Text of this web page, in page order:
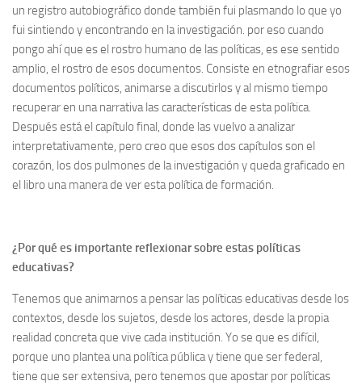
un registro autobiográfico donde también fui plasmando lo que yo
fui sintiendo y encontrando en la investigación. por eso cuando
pongo ahí que es el rostro humano de las políticas, es ese sentido
amplio, el rostro de esos documentos. Consiste en etnografiar esos
documentos políticos, animarse a discutirlos y al mismo tiempo
recuperar en una narrativa las características de esta política.
Después está el capítulo final, donde las vuelvo a analizar
interpretativamente, pero creo que esos dos capítulos son el
corazón, los dos pulmones de la investigación y queda graficado en
el libro una manera de ver esta política de formación.
¿Por qué es importante reflexionar sobre estas políticas
educativas?
Tenemos que animarnos a pensar las políticas educativas desde los
contextos, desde los sujetos, desde los actores, desde la propia
realidad concreta que vive cada institución. Yo se que es difícil,
porque uno plantea una política pública y tiene que ser federal,
tiene que ser extensiva, pero tenemos que apostar por políticas